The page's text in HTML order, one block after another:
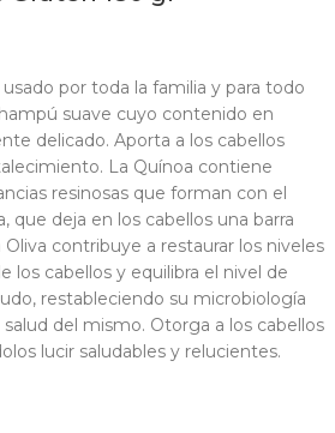
por toda la familia y para todo
suave cuyo contenido en
delicado. Aporta a los cabellos
La Quínoa contiene
resinosas que forman con el
que deja en los cabellos una barra
contribuye a restaurar los niveles
los cabellos y equilibra el nivel de
restableciendo su microbiología
del mismo. Otorga a los cabellos
lucir saludables y relucientes.